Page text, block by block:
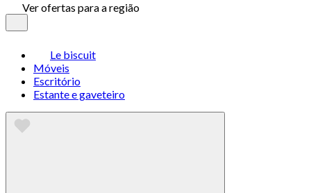
Ver ofertas para a região
Le biscuit
Móveis
Escritório
Estante e gaveteiro